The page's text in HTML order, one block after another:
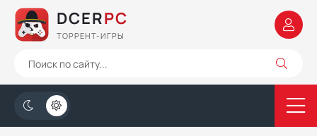
DCERPC
ТОРРЕНТ-ИГРЫ